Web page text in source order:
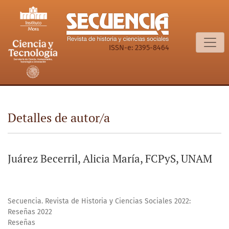
Detalles de autor/a
ISSN-e: 2395-8464
Detalles de autor/a
Juárez Becerril, Alicia María, FCPyS, UNAM
Secuencia. Revista de Historia y Ciencias Sociales 2022:
Reseñas 2022
Reseñas